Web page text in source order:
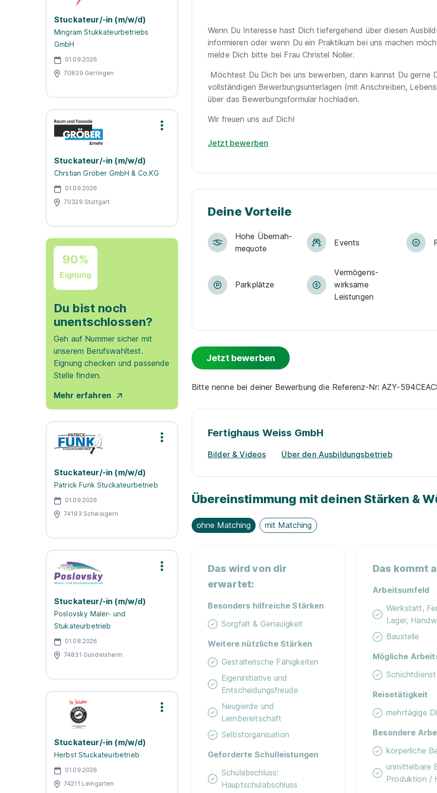
Stuckateur/-in (m/w/d)
Mingram Stukkateurbetriebs
GmbH
01.09.2026
70839 Gerlingen
Stuckateur/-in (m/w/d)
Chrstian Gröber GmbH & Co.KG
01.09.2026
70329 Stuttgart
90%
Eignung
Du bist noch
unentschlossen?
Geh auf Nummer sicher mit
unserem Berufswahltest.
Eignung checken und passende
Stelle finden.
Mehr erfahren
Stuckateur/-in (m/w/d)
Patrick Funk Stuckateurbetrieb
01.09.2026
74193 Schwaigern
Stuckateur/-in (m/w/d)
Poslovsky Maler- und
Stukateurbetrieb
01.08.2026
74831 Gundelsheim
Stuckateur/-in (m/w/d)
Herbst Stuckateurbetrieb
01.09.2026
74211 Leingarten
Wenn Du Interesse hast Dich tiefergehend über diesen
informieren oder wenn Du ein Praktikum bei uns machen
melde Dich bitte bei Frau Christel Noller.
Möchtest Du Dich bei uns bewerben, dann kannst Du gerne
vollständigen Bewerbungsunterlagen (mit Anschreiben,
über das Bewerbungsformular hochladen.
Wir freuen uns auf Dich!
Jetzt bewerben
Deine Vorteile
Hohe Über­nah­
me­quote
Events
Park­plätze
Vermögens­
wirksame
Leistungen
Jetzt bewerben
Bitte nenne bei deiner Bewerbung die Referenz-Nr: AZY-
Fertighaus Weiss GmbH
Bilder & Videos Über den Ausbildungsbetrieb
Übereinstimmung mit deinen Stärken &
ohne Matching mit Matching
Das wird von dir
erwartet:
Besonders hilfreiche Stärken
Sorgfalt & Genauigkeit
Weitere nützliche Stärken
Gestalterische Fähigkeiten
Eigeninitiative und
Entscheidungsfreude
Neugierde und
Lernbereitschaft
Selbstorganisation
Geforderte Schulleistungen
Schulabschluss:
Hauptschulabschluss
Das kommt
Arbeitsumfeld
Werkstatt,
Lager,
Baustelle
Mögliche
Schichtdienst
Reisetätigkeit
mehrtägige
Besondere
körperliche
unmittelbare
Produktion /